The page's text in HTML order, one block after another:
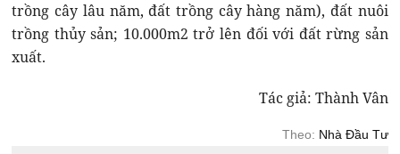
trồng cây lâu năm, đất trồng cây hàng năm), đất nuôi
trồng thủy sản; 10.000m2 trở lên đối với đất rừng sản
xuất.
Tác giả: Thành Vân
Theo: Nhà Đầu Tư